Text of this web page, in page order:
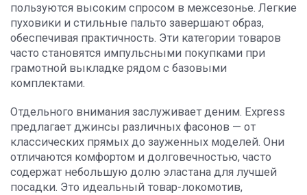
пользуются высоким спросом в межсезонье. Легкие
пуховики и стильные пальто завершают образ,
обеспечивая практичность. Эти категории товаров
часто становятся импульсными покупками при
грамотной выкладке рядом с базовыми
комплектами.
Отдельного внимания заслуживает деним. Express
предлагает джинсы различных фасонов — от
классических прямых до зауженных моделей. Они
отличаются комфортом и долговечностью, часто
содержат небольшую долю эластана для лучшей
посадки. Это идеальный товар-локомотив,